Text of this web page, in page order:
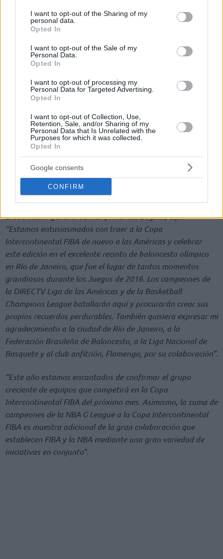
not limited to your visit or usage behaviour. You may click to
grant or deny consent to Google and its third-party tags to
use your data for below specified purposes in below Google
consent section.
I want to opt-out of the Sharing of my
personal data.
Opted In
I want to opt-out of the Sale of my
Personal Data.
Opted In
I want to opt-out of processing my
Personal Data for Targeted Advertising.
Opted In
I want to opt-out of Collection, Use,
Retention, Sale, and/or Sharing of my
Personal Data that Is Unrelated with the
Purposes for which it was collected.
Opted In
Google consents
CONFIRM
Esta es la primera edición de la Copa Intercontinental FIBA
que contará con la presencia de los campeones actuales de
la NBA G League, de la Basketball Champions League y la
DIRECTV Liga de las Américas.
El secretario general de FIBA, Andreas Zagklis, dijo:
“Estamos entusiasmados con traer a la Copa
Intercontinental FIBA de nuevo a las Américas y celebrar
esta edición en el excelente recinto de baloncesto olímpico
en Río de Janeiro, que fue el lugar de tantos momentos
grandiosos durante los Juegos de 2016. Los campeones de
la DIRECTV Liga de las Américas y de la Basketball
Champions League batallarán aquí y procurarán crear sus
propios recuerdos perdurables. También quisiera expresar mi
agradecimiento a la ciudad de Río de Janeiro, a la
Federación Brasileña de Baloncesto, a la Liga Nacional de
Basquete y al club anfitrión, Flamengo, por su colaboración”.
“Este año estamos encantados de confirmar el grupo
creciente de equipos que competirá en la Copa
Intercontinental FIBA del próximo mes. Asimismo, la suma de
campeones de la NBA G League a la Copa Intercontinental
FIBA es muestra adicional de la gran colaboración que
establecen FIBA y la NBA mediante una gran variedad de
iniciativas en conjunto”.